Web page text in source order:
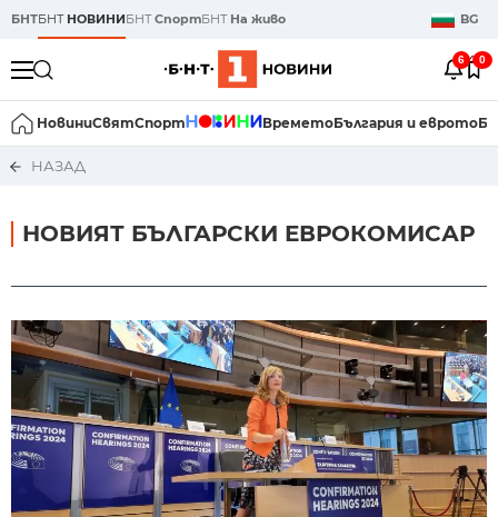
БНТБНТ НОВИНИБНТСпортБНТ На живо BG
6 0
НовиниСвятСпорт ВреметоБългария и еврото
НАЗАД
НОВИЯТ БЪЛГАРСКИ ЕВРОКОМИСАР